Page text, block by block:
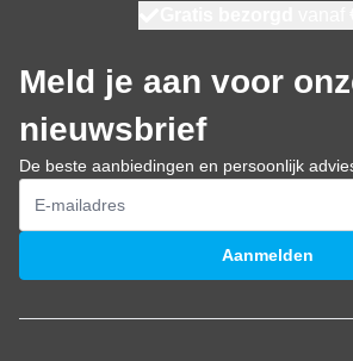
Meld je aan voor
nieuwsbrief
De beste aanbiedingen en persoonlijk
E-mailadres
Aanmelden